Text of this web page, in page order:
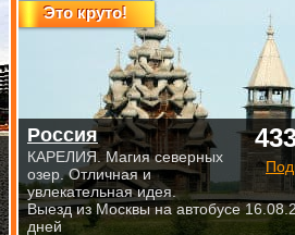
Это круто!
Россия
КАРЕЛИЯ. Магия северных
озер. Отличная и
увлекательная идея.
Выезд из Москвы на автобусе
дней